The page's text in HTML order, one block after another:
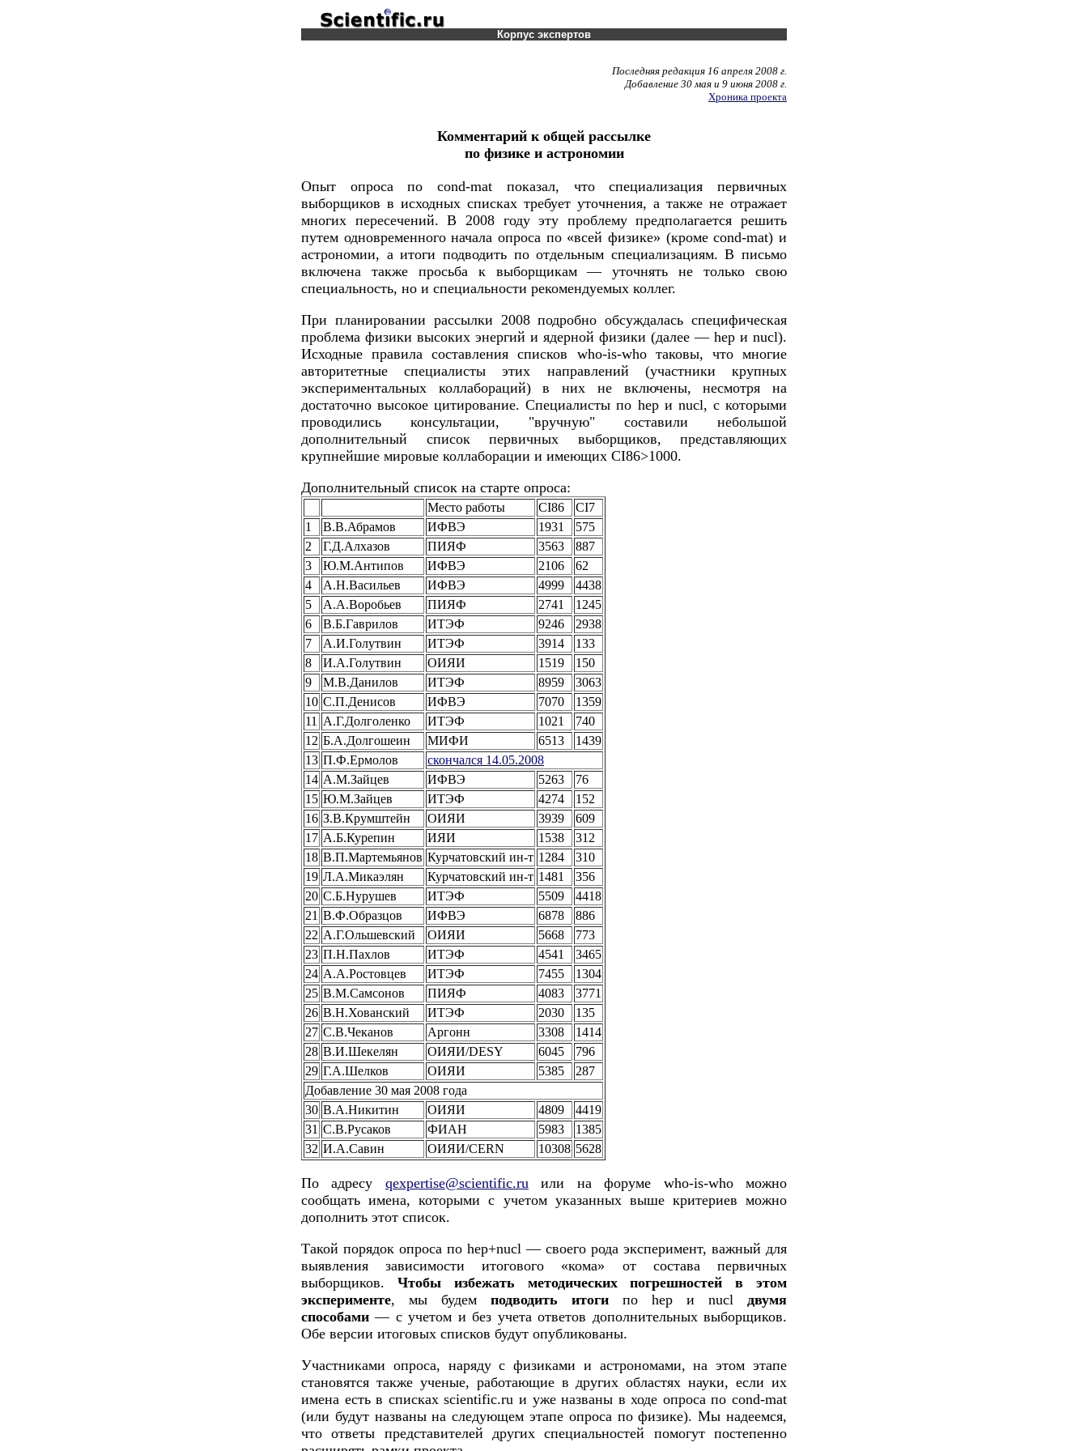
Корпус экспертов
Последняя редакция 16 апреля 2008 г.
Добавление 30 мая и 9 июня 2008 г.
Хроника проекта
Комментарий к общей рассылке
по физике и астрономии
Опыт опроса по cond-mat показал, что специализация первичных
выборщиков в исходных списках требует уточнения, а также не отражает
многих пересечений. В 2008 году эту проблему предполагается решить
путем одновременного начала опроса по «всей физике» (кроме cond-mat) и
астрономии, а итоги подводить по отдельным специализациям. В письмо
включена также просьба к выборщикам — уточнять не только свою
специальность, но и специальности рекомендуемых коллег.
При планировании рассылки 2008 подробно обсуждалась специфическая
проблема физики высоких энергий и ядерной физики (далее — hep и nucl).
Исходные правила составления списков who-is-who таковы, что многие
авторитетные специалисты этих направлений (участники крупных
экспериментальных коллабораций) в них не включены, несмотря на
достаточно высокое цитирование. Специалисты по hep и nucl, с которыми
проводились консультации, "вручную" составили небольшой
дополнительный список первичных выборщиков, представляющих
крупнейшие мировые коллаборации и имеющих СI86>1000.
Дополнительный список на старте опроса:
Место работы СI86
CI7
1
В.В.Абрамов ИФВЭ 1931
575
2
Г.Д.Алхазов ПИЯФ 3563
887
3
Ю.М.Антипов ИФВЭ 2106
62
4
А.Н.Васильев ИФВЭ 4999
4438
5
А.А.Воробьев ПИЯФ 2741
1245
6
В.Б.Гаврилов ИТЭФ 9246
2938
7
А.И.Голутвин ИТЭФ 3914
133
8
И.А.Голутвин ОИЯИ 1519
150
9
М.В.Данилов ИТЭФ 8959
3063
10 С.П.Денисов ИФВЭ 7070
1359
11
А.Г.Долголенко ИТЭФ 1021
740
12 Б.А.Долгошеин МИФИ 6513
1439
13 П.Ф.Ермолов
скончался 14.05.2008
14 А.М.Зайцев ИФВЭ 5263
76
15 Ю.М.Зайцев ИТЭФ 4274
152
16 З.В.Крумштейн ОИЯИ 3939
609
17 А.Б.Курепин ИЯИ 1538
312
18 В.П.Мартемьянов Курчатовский ин-т 1284
310
19 Л.А.Микаэлян Курчатовский ин-т 1481
356
20 С.Б.Нурушев ИТЭФ 5509
4418
21 В.Ф.Образцов ИФВЭ 6878
886
22 А.Г.Ольшевский ОИЯИ 5668
773
23 П.Н.Пахлов ИТЭФ 4541
3465
24 А.А.Ростовцев ИТЭФ 7455
1304
25 В.М.Самсонов ПИЯФ 4083
3771
26 В.Н.Хованский ИТЭФ 2030
135
27 С.В.Чеканов Аргонн 3308
1414
28 В.И.Шекелян ОИЯИ/DESY 6045
796
29 Г.А.Шелков ОИЯИ 5385
287
Добавление 30 мая 2008 года
30 В.А.Никитин ОИЯИ 4809
4419
31 С.В.Русаков ФИАН 5983
1385
32 И.А.Савин ОИЯИ/CERN 10308 5628
По адресу qexpertise@scientific.ru или на форуме who-is-who можно
сообщать имена, которыми с учетом указанных выше критериев можно
дополнить этот список.
Такой порядок опроса по hep+nucl — своего рода эксперимент, важный для
выявления зависимости итогового «кома» от состава первичных
выборщиков. Чтобы избежать методических погрешностей в этом
эксперименте, мы будем подводить итоги по hep и nucl двумя
способами — с учетом и без учета ответов дополнительных выборщиков.
Обе версии итоговых списков будут опубликованы.
Участниками опроса, наряду с физиками и астрономами, на этом этапе
становятся также ученые, работающие в других областях науки, если их
имена есть в списках scientific.ru и уже названы в ходе опроса по cond-mat
(или будут названы на следующем этапе опроса по физике). Мы надеемся,
что ответы представителей других специальностей помогут постепенно